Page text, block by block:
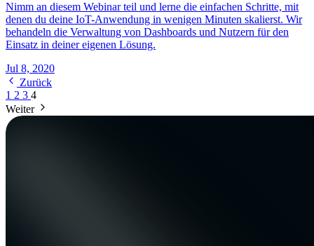
Nimm an diesem Webinar teil und lerne die einfachen Schritte, mit
denen du deine IoT-Anwendung in wenigen Minuten skalierst. Wir
behandeln die Verwaltung von Dashboards und Nutzern für den
Einsatz in deiner eigenen Lösung.
Jul 8, 2020
Zurück
1 2 3 4
Weiter